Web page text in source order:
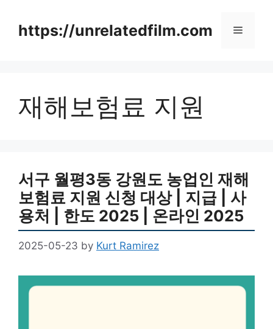
contenthttps://unrelatedfilm.com Menu
재해보험료 지원
서구 월평3동 강원도 농업인 재해
보험료 지원 신청 대상 | 지급 | 사
용처 | 한도 2025 | 온라인 2025
2025-05-23 by Kurt Ramirez